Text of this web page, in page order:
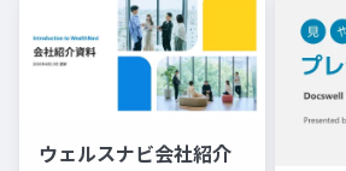
ウェルスナビ会社紹介